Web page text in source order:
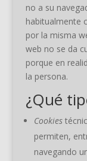
no a su
habitualmente
por la misma
web no se da
porque en
la persona.
¿Qué
Cookies
permiten,
navegando